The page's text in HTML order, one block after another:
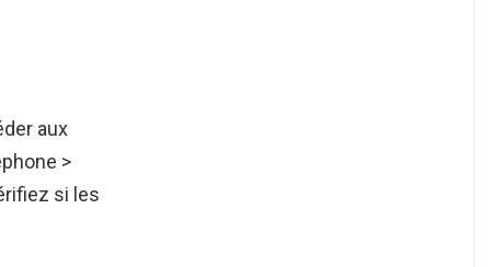
aux
>
si les